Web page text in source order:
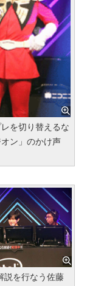
を切り替えるな
ン」のかけ声
説を行なう佐藤